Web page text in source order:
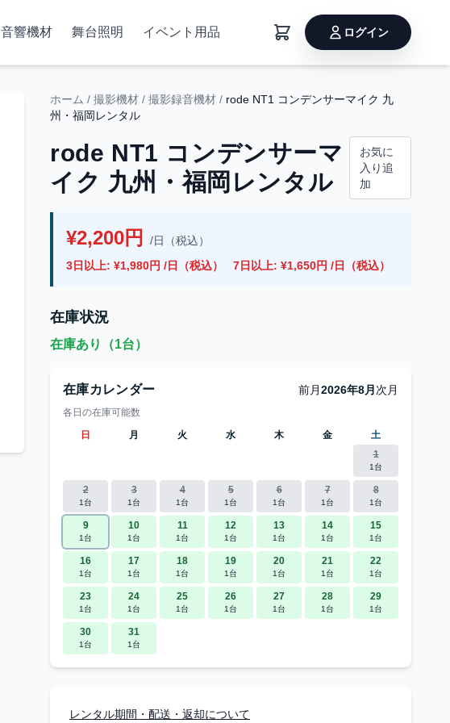
音響機材 舞台照明 イベント用品 ログイン
ホーム / 撮影機材 / 撮影録音機材 / rode NT1 コンデンサーマイク 九
州・福岡レンタル
rode NT1 コンデンサーマ
イク 九州・福岡レンタル
お気に
入り追
加
¥2,200円
/日（税込）
3日以上: ¥1,980円 /日（税込）
7日以上: ¥1,650円 /日（税込）
在庫状況
在庫あり（1台）
在庫カレンダー 前月2026年8月 次月
各日の在庫可能数
日
月 火 水 木 金
土
1
1台
2
1台
3
1台
4
1台
5
1台
6
1台
7
1台
8
1台
9
1台
10
1台
11
1台
12
1台
13
1台
14
1台
15
1台
16
1台
17
1台
18
1台
19
1台
20
1台
21
1台
22
1台
23
1台
24
1台
25
1台
26
1台
27
1台
28
1台
29
1台
30
1台
31
1台
レンタル期間・配送・返却について